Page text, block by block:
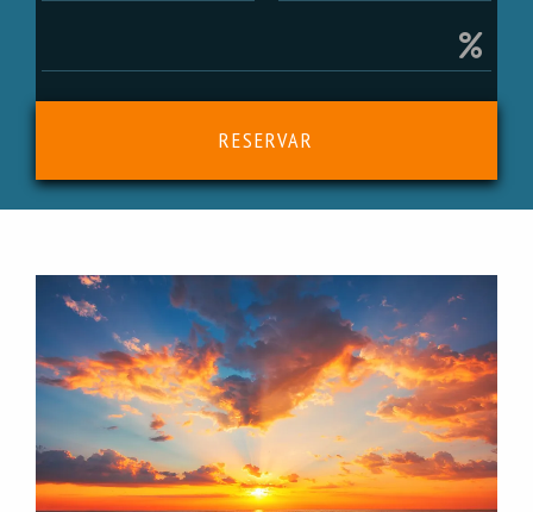
RESERVAR